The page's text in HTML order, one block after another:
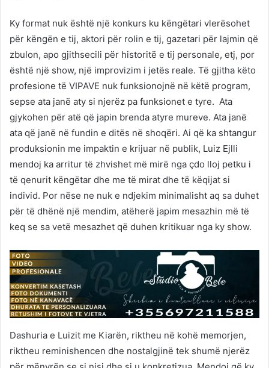
Ky format nuk është një konkurs ku këngëtari vlerësohet
për këngën e tij, aktori për rolin e tij, gazetari për lajmin që
zbulon, apo gjithsecili për historitë e tij personale, etj, por
është një show, një improvizim i jetës reale. Të gjitha këto
profesione të VIPAVE nuk funksionojnë në këtë program,
sepse ata janë aty si njerëz pa funksionet e tyre. Ata
gjykohen për atë që japin brenda atyre mureve. Ata janë
ata që janë në fundin e ditës në shoqëri. Ai që ka shtangur
produksionin me impaktin e krijuar në publik, Luiz Ejlli
mendoj ka arritur të zhvishet më mirë nga çdo lloj petku i
të qenurit këngëtar dhe me të mirat dhe të këqijat si
individ. Por nëse ne nuk e ndjekim minimalisht aq sa duhet
për të dhënë një mendim, atëherë japim mesazhin më të
keq se sa vetë mesazhet që duhen kritikuar nga ky show.
Dashuria e Luizit me Kiarën, riktheu në kohë memorjen,
riktheu reminishencen dhe nostalgjinë tek shumë njerëz